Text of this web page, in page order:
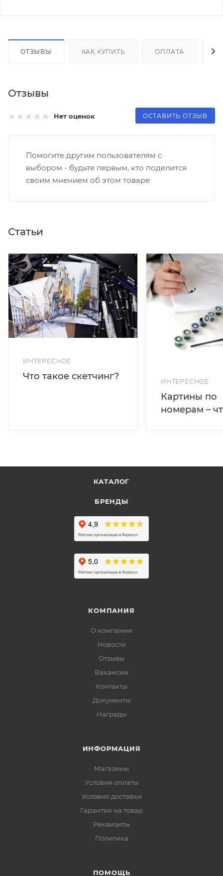
ОТЗЫВЫ КАК КУПИТЬ ОПЛАТА
Отзывы
Нет оценок ОСТАВИТЬ ОТЗЫВ
Помогите другим пользователям с
выбором - будьте первым, кто поделится
своим мнением об этом товаре
Статьи
ИНТЕРЕСНОЕ
Что такое скетчинг?
ИНТЕРЕСНОЕ
Картины по
номерам –
КАТАЛОГ
БРЕНДЫ
КОМПАНИЯ
О компании
Новости
Отзывы
Вакансии
Контакты
Документы
Награды
ИНФОРМАЦИЯ
Магазины
Условия оплаты
Условия доставки
Гарантия на товар
Реквизиты
Политика
ПОМОЩЬ